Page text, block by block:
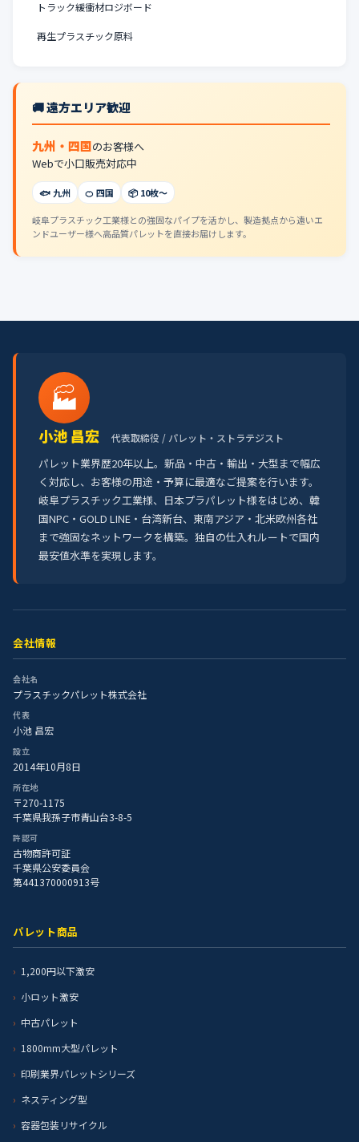
トラック緩衝材ロジボード
再生プラスチック原料
🚚 遠方エリア歓迎
九州・四国のお客様へ
Webで小口販売対応中
🐟 九州 🍊 四国 📦 10枚〜
岐阜プラスチック工業様との強固なパイプを活かし、製造拠点から遠いエ
ンドユーザー様へ高品質パレットを直接お届けします。
🏭
小池 昌宏 代表取締役 / パレット・ストラテジスト
パレット業界歴20年以上。新品・中古・輸出・大型まで幅広
く対応し、お客様の用途・予算に最適なご提案を行います。
岐阜プラスチック工業様、日本プラパレット様をはじめ、韓
国NPC・GOLD LINE・台湾新台、東南アジア・北米欧州各社
まで強固なネットワークを構築。独自の仕入れルートで国内
最安値水準を実現します。
会社情報
会社名
プラスチックパレット株式会社
代表
小池 昌宏
設立
2014年10月8日
所在地
〒270-1175
千葉県我孫子市青山台3-8-5
許認可
古物商許可証
千葉県公安委員会
第441370000913号
パレット商品
1,200円以下激安
小ロット激安
中古パレット
1800mm大型パレット
印刷業界パレットシリーズ
ネスティング型
容器包装リサイクル